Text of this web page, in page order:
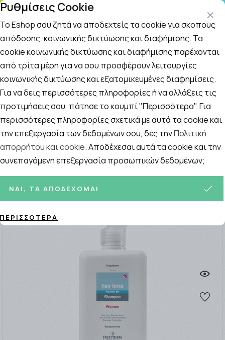
ΤΗΛΕΦΩΝΙΚΟ ΚΕΝΤΡΟ: Δευτ.-Παρασκευή 09:00-14:00 και Σάββατο
09:00-14:00
Αναζήτηση
Αρχική / ΕΠΟΧΙΑΚΑ / Εποχιακή Τριχόπτωση / Σαμπουάν για
Σαμπουάν για την Τριχόπτωση
Ταξινόμηση Προβολή
31ΠΡΟΪΌΝΤΑ
Ρυθμίσεις Cookie
Το Eshop σου ζητά να αποδεχτείς τα cookie για σκοπούς
απόδοσης, κοινωνικής δικτύωσης και διαφήμισης. Τα
cookie κοινωνικής δικτύωσης και διαφήμισης παρέχονται
από τρίτα μέρη για να σου προσφέρουν λειτουργίες
κοινωνικής δικτύωσης και εξατομικευμένες διαφημίσεις.
Για να δεις περισσότερες πληροφορίες ή να αλλάξεις τις
προτιμήσεις σου, πάτησε το κουμπί "Περισσότερα". Για
περισσότερες πληροφορίες σχετικά με αυτά τα cookie και
την επεξεργασία των δεδομένων σου, δες τηνΠολιτική
απορρήτου και cookie. Αποδέχεσαι αυτά τα cookie και την
συνεπαγόμενη επεξεργασία προσωπικών δεδομένων;
ΝΑΙ, ΤΑ ΑΠΟΔΈΧΟΜΑΙ
ΠΕΡΙΣΣΌΤΕΡΑ